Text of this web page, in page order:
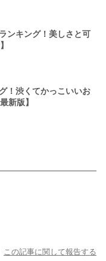
ンキング！美しさと可
！渋くてかっこいいお
新版】
この記事に関して報告する